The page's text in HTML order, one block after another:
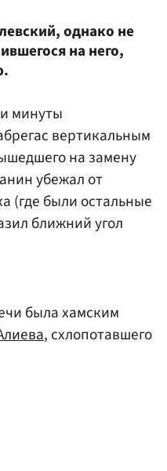
однако не
на него,
минуты
вертикальным
на замену
убежал от
(где были остальные
ближний угол
была хамским
, схлопотавшего